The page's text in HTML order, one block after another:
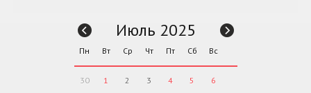
Июль 2025
Пн Вт Ср Чт Пт Сб Вс
30 1 2 3 4 5 6